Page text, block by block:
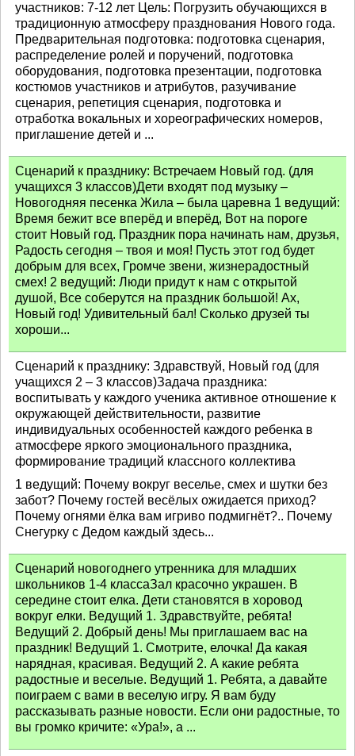
участников: 7-12 лет Цель: Погрузить обучающихся в
традиционную атмосферу празднования Нового года.
Предварительная подготовка: подготовка сценария,
распределение ролей и поручений, подготовка
оборудования, подготовка презентации, подготовка
костюмов участников и атрибутов, разучивание
сценария, репетиция сценария, подготовка и
отработка вокальных и хореографических номеров,
приглашение детей и ...
Сценарий к празднику: Встречаем Новый год. (для
учащихся 3 классов)Дети входят под музыку –
Новогодняя песенка Жила – была царевна 1 ведущий:
Время бежит все вперёд и вперёд, Вот на пороге
стоит Новый год. Праздник пора начинать нам, друзья,
Радость сегодня – твоя и моя! Пусть этот год будет
добрым для всех, Громче звени, жизнерадостный
смех! 2 ведущий: Люди придут к нам с открытой
душой, Все соберутся на праздник большой! Ах,
Новый год! Удивительный бал! Сколько друзей ты
хороши...
Сценарий к празднику: Здравствуй, Новый год (для
учащихся 2 – 3 классов)Задача праздника:
воспитывать у каждого ученика активное отношение к
окружающей действительности, развитие
индивидуальных особенностей каждого ребенка в
атмосфере яркого эмоционального праздника,
формирование традиций классного коллектива
1 ведущий: Почему вокруг веселье, смех и шутки без
забот? Почему гостей весёлых ожидается приход?
Почему огнями ёлка вам игриво подмигнёт?.. Почему
Снегурку с Дедом каждый здесь...
Сценарий новогоднего утренника для младших
школьников 1-4 классаЗал красочно украшен. В
середине стоит елка. Дети становятся в хоровод
вокруг елки. Ведущий 1. Здравствуйте, ребята!
Ведущий 2. Добрый день! Мы приглашаем вас на
праздник! Ведущий 1. Смотрите, елочка! Да какая
нарядная, красивая. Ведущий 2. А какие ребята
радостные и веселые. Ведущий 1. Ребята, а давайте
поиграем с вами в веселую игру. Я вам буду
рассказывать разные новости. Если они радостные, то
вы громко кричите: «Ура!», а ...